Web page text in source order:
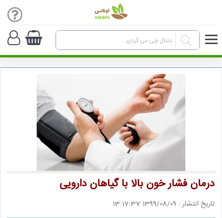
درمان فشار خون بالا با گیاهان دارویی
تاریخ انتشار : 1399/08/09 13:17:37